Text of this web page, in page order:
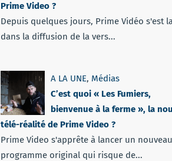
Prime Video ?
Depuis quelques jours, Prime Vidéo s'est
dans la diffusion de la vers...
A LA UNE, Médias
C’est quoi « Les Fumiers,
bienvenue à la ferme », la
télé-réalité de Prime Video ?
Prime Video s'apprête à lancer un nouveau
programme original qui risque de...